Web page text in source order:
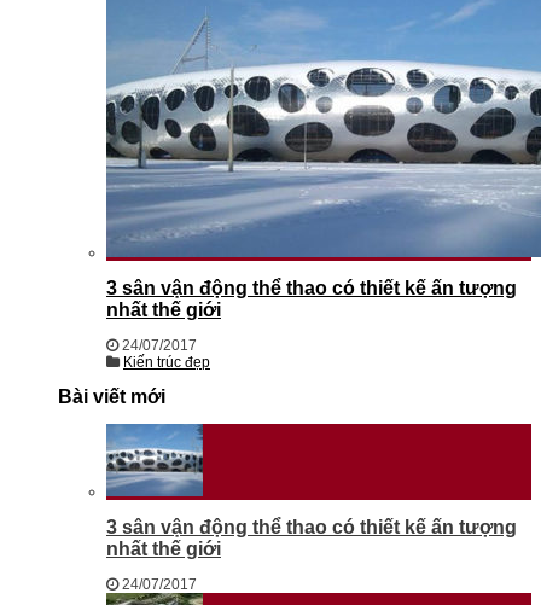
3 sân vận động thể thao có thiết kế ấn tượng
nhất thế giới
24/07/2017
Kiến trúc đẹp
Bài viết mới
3 sân vận động thể thao có thiết kế ấn tượng
nhất thế giới
24/07/2017